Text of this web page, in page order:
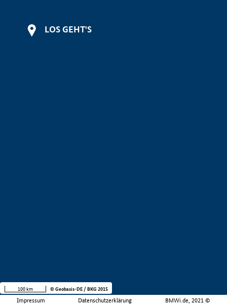
LOS GEHT'S
Impressum Datenschutzerklärung BMWi.de, 2021 ©
100 km © Geobasis-DE / BKG 2015